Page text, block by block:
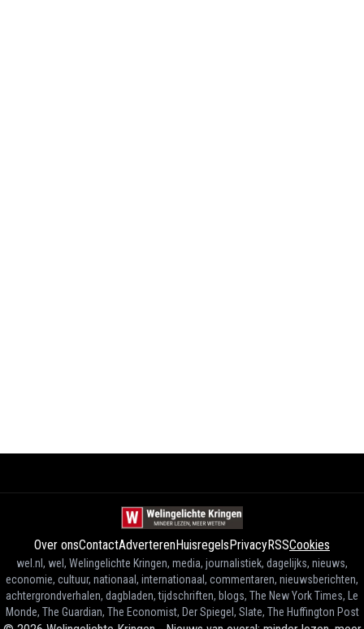
Over onsContactAdverterenHuisregelsPrivacyRSSCookies
wel.nl, wel, Welingelichte Kringen, media, journalistiek, dagelijks, nieuws,
economie, cultuur, nationaal, internationaal, commentaren, nieuwsberichten,
achtergrondverhalen, dagbladen, tijdschriften, blogs, The New York Times, Le
Monde, The Guardian, The Economist, Der Spiegel, Slate, The Huffington Post